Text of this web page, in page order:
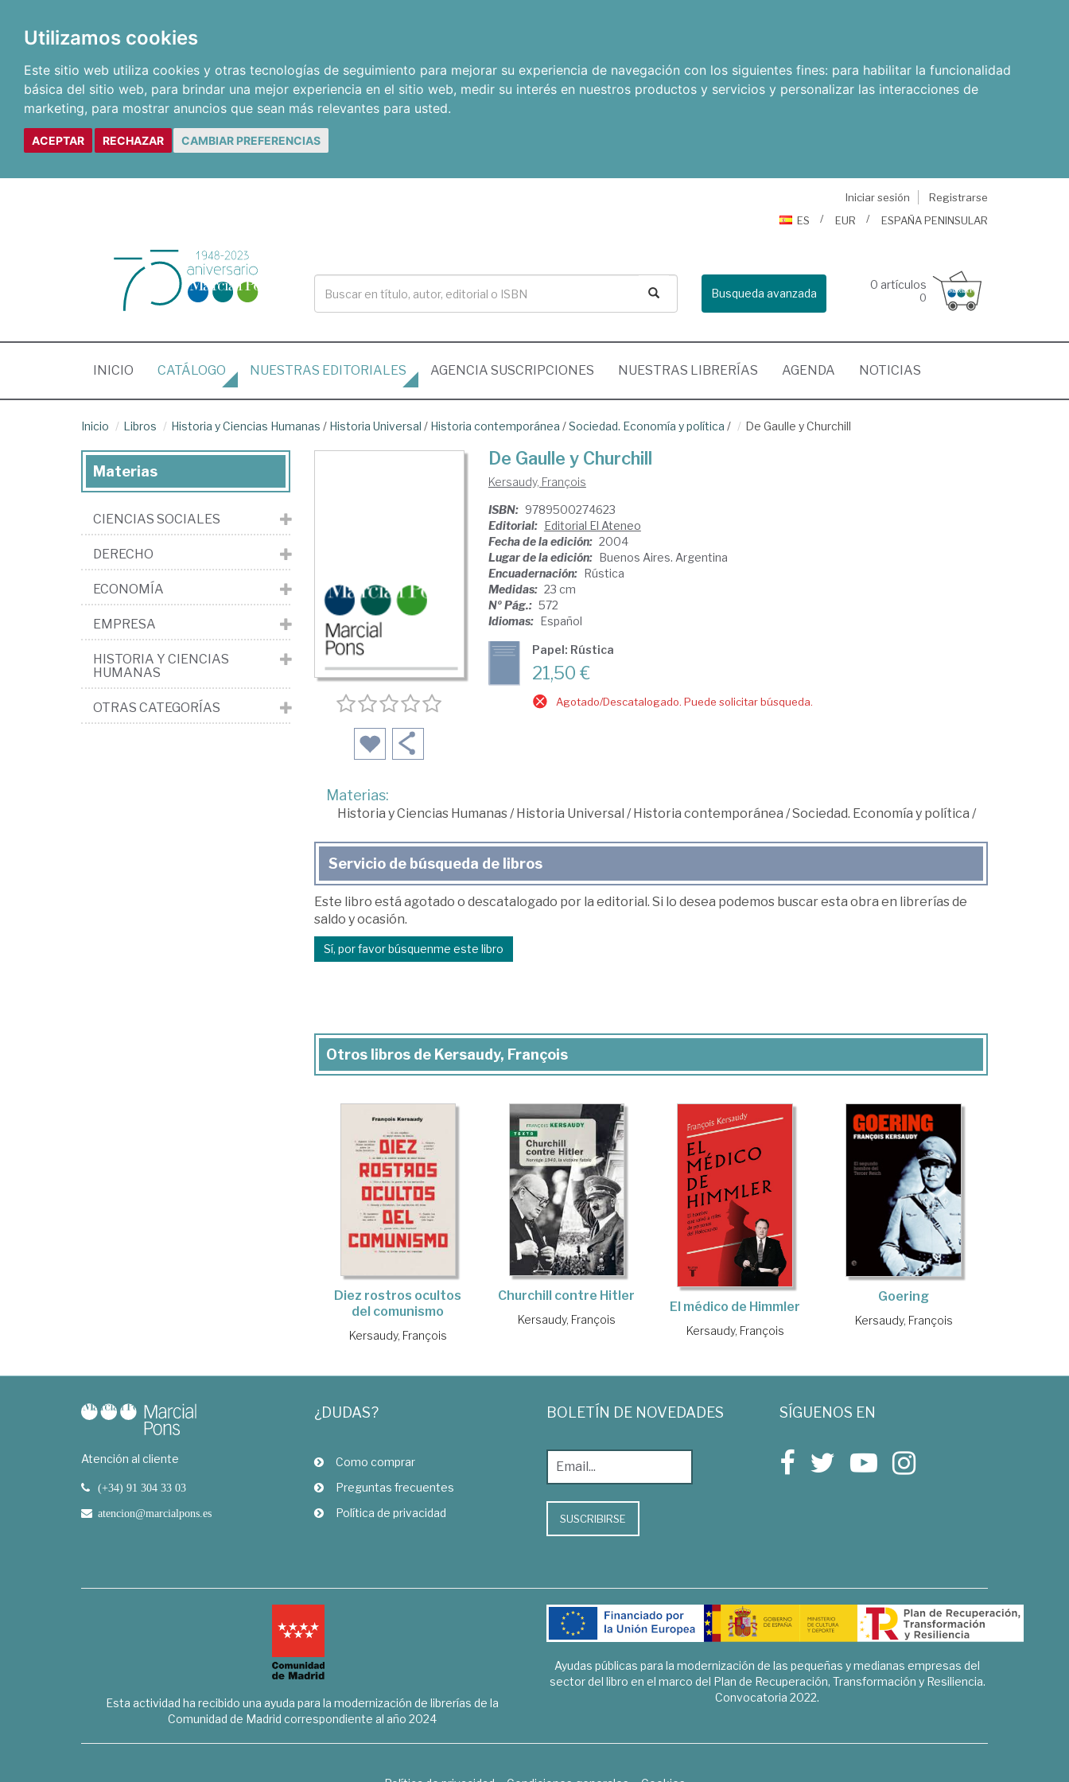
Utilizamos cookies
Este sitio web utiliza cookies y otras tecnologías de seguimiento para mejorar su experiencia de navegación con los siguientes fines: para habilitar la funcionalidad
básica del sitio web, para brindar una mejor experiencia en el sitio web, medir su interés en nuestros productos y servicios y personalizar las interacciones de
marketing, para mostrar anuncios que sean más relevantes para usted.
ACEPTAR RECHAZAR CAMBIAR PREFERENCIAS
Iniciar sesión
Registrarse
ES
EUR ESPAÑA PENINSULAR
Busqueda avanzada
0 artículos
0
INICIO (CURRENT)
CATÁLOGO NUESTRAS EDITORIALES AGENCIA SUSCRIPCIONES NUESTRAS LIBRERÍAS AGENDA NOTICIAS
Inicio Libros Historia y Ciencias Humanas / Historia Universal / Historia contemporánea /Sociedad. Economía y política / De Gaulle y Churchill
De Gaulle y Churchill
Kersaudy, François
ISBN: 9789500274623
Editorial: Editorial El Ateneo
Fecha de la edición: 2004
Lugar de la edición: Buenos Aires. Argentina
Encuadernación: Rústica
Medidas: 23 cm
Nº Pág.: 572
Idiomas: Español
Papel: Rústica
21,50 €
Agotado/Descatalogado. Puede solicitar búsqueda.
Materias:
Historia y Ciencias Humanas/Historia Universal /Historia contemporánea /Sociedad. Economía y política /
Servicio de búsqueda de libros
Este libro está agotado o descatalogado por la editorial. Si lo desea podemos buscar esta obra en librerías de
saldo y ocasión.
Sí, por favor búsquenme este libro
Otros libros de Kersaudy, François
Diez rostros ocultos
del comunismo
Kersaudy, François
Churchill contre Hitler
Kersaudy, François
El médico de Himmler
Kersaudy, François
Goering
Kersaudy, François
Materias
CIENCIAS SOCIALES
DERECHO
ECONOMÍA
EMPRESA
HISTORIA Y CIENCIAS
HUMANAS
OTRAS CATEGORÍAS
Atención al cliente
(+34) 91 304 33 03
atencion@marcialpons.es
¿DUDAS?
Como comprar
Preguntas frecuentes
Política de privacidad
BOLETÍN DE NOVEDADES
SUSCRIBIRSE
SÍGUENOS EN
Esta actividad ha recibido una ayuda para la modernización de librerías de la
Comunidad de Madrid correspondiente al año 2024
Ayudas públicas para la modernización de las pequeñas y medianas empresas del
sector del libro en el marco del Plan de Recuperación, Transformación y Resiliencia.
Convocatoria 2022.